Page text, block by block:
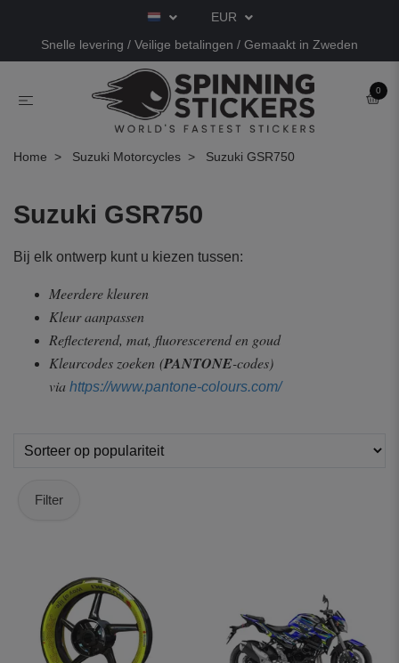
EUR
Snelle levering / Veilige betalingen / Gemaakt in Zweden
0
Home Suzuki Motorcycles Suzuki GSR750
Suzuki GSR750
Bij elk ontwerp kunt u kiezen tussen:
Meerdere kleuren
Kleur aanpassen
Reflecterend, mat, fluorescerend en goud
Kleurcodes zoeken (PANTONE-codes)
via https://www.pantone-colours.com/
Filter